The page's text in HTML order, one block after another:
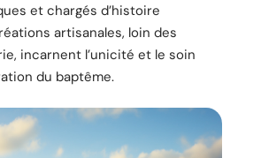
et chargés d’histoire
artisanales, loin des
incarnent l’unicité et le soin
du baptême.